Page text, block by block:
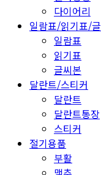
다이어리
일람표/읽기표/
일람표
읽기표
글씨본
달란트/스티커
달란트
달란트통장
스티커
절기용품
부활